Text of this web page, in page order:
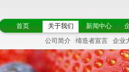
首页
关于我们
公司简介
缔造者宣言 企业
新闻中心